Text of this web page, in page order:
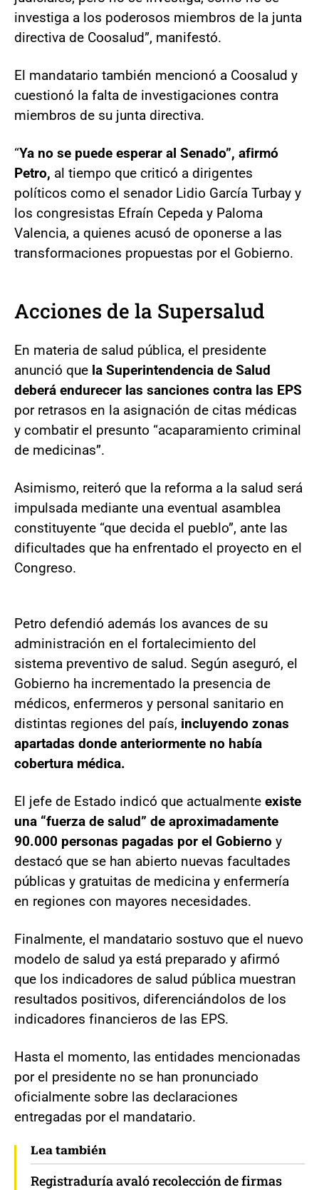
investiga a los poderosos miembros de la junta
directiva de Coosalud”, manifestó.
El mandatario también mencionó a Coosalud y
cuestionó la falta de investigaciones contra
miembros de su junta directiva.
“Ya no se puede esperar al Senado”, afirmó
Petro, al tiempo que criticó a dirigentes
políticos como el senador Lidio García Turbay y
los congresistas Efraín Cepeda y Paloma
Valencia, a quienes acusó de oponerse a las
transformaciones propuestas por el Gobierno.
Acciones de la Supersalud
En materia de salud pública, el presidente
anunció que la Superintendencia de Salud
deberá endurecer las sanciones contra las EPS
por retrasos en la asignación de citas médicas
y combatir el presunto “acaparamiento criminal
de medicinas”.
Asimismo, reiteró que la reforma a la salud será
impulsada mediante una eventual asamblea
constituyente “que decida el pueblo”, ante las
dificultades que ha enfrentado el proyecto en el
Congreso.
Petro defendió además los avances de su
administración en el fortalecimiento del
sistema preventivo de salud. Según aseguró, el
Gobierno ha incrementado la presencia de
médicos, enfermeros y personal sanitario en
distintas regiones del país, incluyendo zonas
apartadas donde anteriormente no había
cobertura médica.
El jefe de Estado indicó que actualmente existe
una “fuerza de salud” de aproximadamente
90.000 personas pagadas por el Gobierno y
destacó que se han abierto nuevas facultades
públicas y gratuitas de medicina y enfermería
en regiones con mayores necesidades.
Finalmente, el mandatario sostuvo que el nuevo
modelo de salud ya está preparado y afirmó
que los indicadores de salud pública muestran
resultados positivos, diferenciándolos de los
indicadores financieros de las EPS.
Hasta el momento, las entidades mencionadas
por el presidente no se han pronunciado
oficialmente sobre las declaraciones
entregadas por el mandatario.
Lea también
Registraduría avaló recolección de firmas